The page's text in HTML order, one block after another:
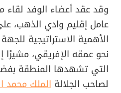
وقد عقد أعضاء الوفد
عامل إقليم وادي الذهب،
الأهمية الاستراتيجية للجهة
نحو عمقه الإفريقي، مشيرًا
التي تشهدها المنطقة
لصاحب الجلالة الملك محمد